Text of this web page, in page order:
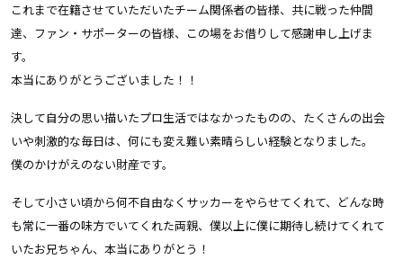
これまで在籍させていただいたチーム関係者の皆様、共に戦った仲間
達、ファン・サポーターの皆様、この場をお借りして感謝申し上げま
す。
本当にありがとうございました！！
決して自分の思い描いたプロ生活ではなかったものの、たくさんの出会
いや刺激的な毎日は、何にも変え難い素晴らしい経験となりました。
僕のかけがえのない財産です。
そして小さい頃から何不自由なくサッカーをやらせてくれて、どんな時
も常に一番の味方でいてくれた両親、僕以上に僕に期待し続けてくれて
いたお兄ちゃん、本当にありがとう！